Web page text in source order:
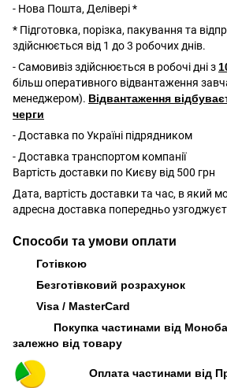
- Нова Пошта, Делівері *
* Підготовка, порізка, пакування та
здійснюється від 1 до 3 робочих днів.
- Самовивіз здійснюється в робочі дні з
більш оперативного відвантаження
менеджером). Відвантаження
черги
- Доставка по Україні підрядником
- Доставка транспортом компанії
Вартість доставки по Києву від 500 грн
Дата, вартість доставки та час, в який
адресна доставка попередньо
Способи та умови оплати
Готівкою
Безготівковий розрахунок
Visa / MasterCard
Покупка частинами від
залежно від товару
Оплата частинами від